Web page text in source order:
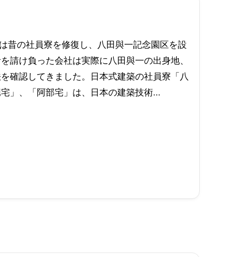
昔の社員寮を修復し、八田與一記念園区を設
請け負った会社は実際に八田與一の出身地、
確認してきました。日本式建築の社員寮「八
」、「阿部宅」は、日本の建築技術...